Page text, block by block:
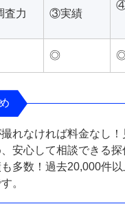
査力 ③実績
④
◎
れなければ料金なし
安心して相談できる探
多数！過去20,000件
。